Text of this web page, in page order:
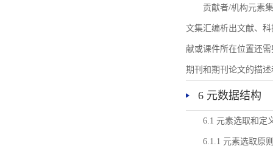
贡献者/机构元素
文集汇编析出文献、
献或课件所在位置还
期刊和期刊论文的描
6 元数据结构
6.1 元素选取和定
6.1.1 元素选取原